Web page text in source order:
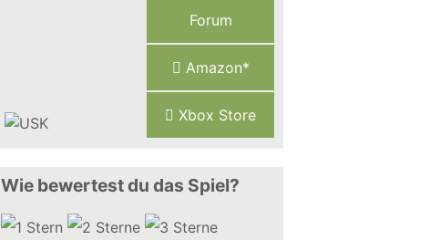
Forum
Amazon*
Xbox Store
Wie bewertest du das Spiel?